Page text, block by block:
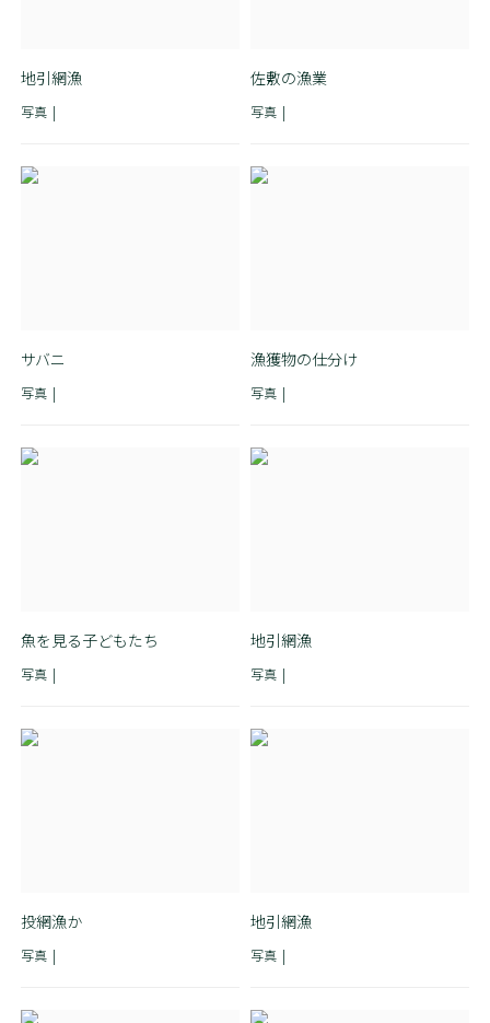
地引網漁
写真
佐敷の漁業
写真
サバニ
写真
漁獲物の仕分け
写真
魚を見る子どもたち
写真
地引網漁
写真
投網漁か
写真
地引網漁
写真